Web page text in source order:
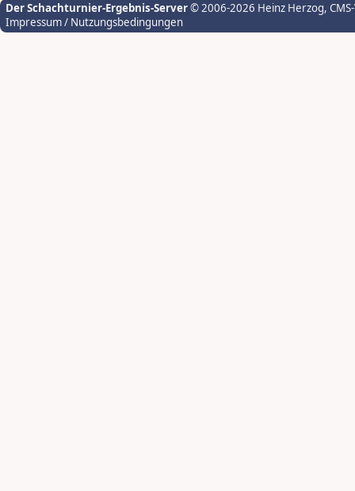
Der Schachturnier-Ergebnis-Server© 2006-2026 Heinz Herzog,
Impressum / Nutzungsbedingungen